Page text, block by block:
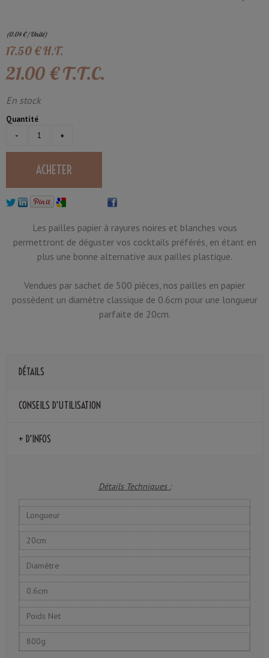
(0.04 €/ Unité)
17.50€H.T.
21.00 €T.T.C.
En stock
Quantité
Les pailles papier à rayures noires et blanches vous
permettront de déguster vos cocktails préférés, en étant en
plus une bonne alternative aux pailles plastique.
Vendues par sachet de 500 pièces, nos pailles en papier
possèdent un diamètre classique de 0.6cm pour une longueur
parfaite de 20cm.
DÉTAILS
CONSEILS D'UTILISATION
+ D'INFOS
Détails Techniques :
Longueur
20cm
Diamètre
0.6cm
Poids Net
800g